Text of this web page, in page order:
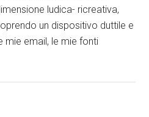
ludica- ricreativa,
un dispositivo duttile e
mie email, le mie fonti